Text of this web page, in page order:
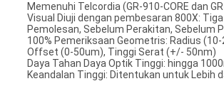
Memenuhi Telcordia (GR-910-CORE dan
Visual Diuji dengan pembesaran 800X:
Pemolesan, Sebelum Perakitan, Sebelum
100% Pemeriksaan Geometris: Radius
Offset (0-50um), Tinggi Serat (+/- 50nm)
Daya Tahan Daya Optik Tinggi: hingga
Keandalan Tinggi: Ditentukan untuk Lebih